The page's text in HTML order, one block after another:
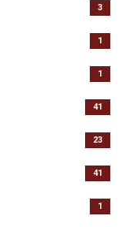
3
1
1
41
23
41
1